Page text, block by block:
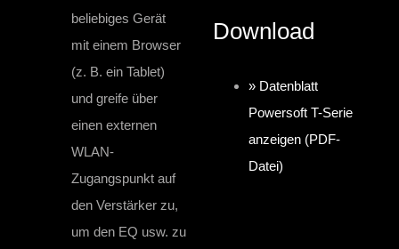
beliebiges Gerät
mit einem Browser
(z. B. ein Tablet)
und greife über
einen externen
WLAN-
Zugangspunkt auf
den Verstärker zu,
um den EQ usw. zu
Download
» Datenblatt
Powersoft T-Serie
anzeigen (PDF-
Datei)